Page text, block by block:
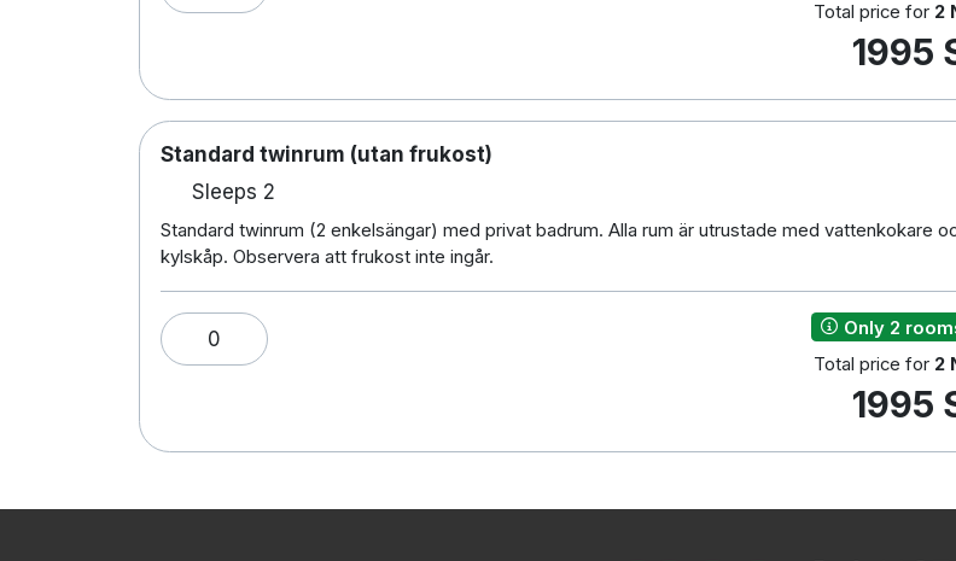
Total price for 2
1995
Standard twinrum (utan frukost)
Sleeps 2
Standard twinrum (2 enkelsängar) med privat badrum. Alla rum är utrustade med vattenkokare
kylskåp. Observera att frukost inte ingår.
0
Only 2
Total price for 2
1995